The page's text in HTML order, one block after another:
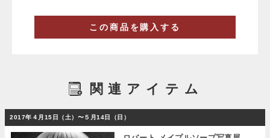
この商品を購入する
関連アイテム
2017年４月15日（土）〜５月14日（日）